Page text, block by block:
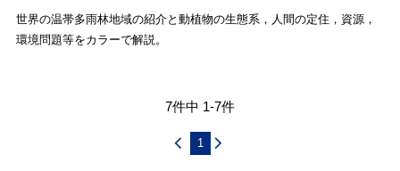
世界の温帯多雨林地域の紹介と動植物の生態系，人間の定住，資源，
環境問題等をカラーで解説。
7件中 1-7件
1